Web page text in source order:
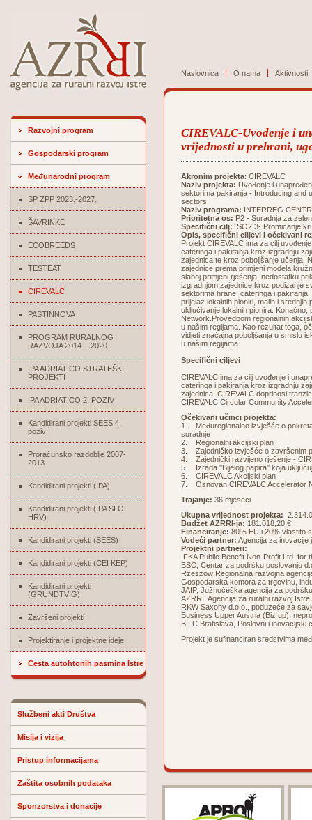
Naslovnica O nama Aktivnosti
Razvojni program
Gospodarski program
Međunarodni program
SP ZPP 2023.-2027.
ŠAVRINKE
ECOBREEDS
TESTEAT
CIREVALC
PASTINNOVA
PROGRAM RURALNOG
RAZVOJA 2014. - 2020
IPA ADRIATICO STRATEŠKI
PROJEKTI
IPA ADRIATICO 2. POZIV
Kandidirani projekti SEES 4.
poziv
Proračunsko razdoblje 2007-
2013
Kandidirani projekti (IPA)
Kandidirani projekti (IPA SLO-
HRV)
Kandidirani projekti (SEES)
Kandidirani projekti (CEI KEP)
Kandidirani projekti
(GRUNDTVIG)
Završeni projekti
Projektiranje i projektne ideje
Cesta autohtonih pasmina Istre
Službeni akti Društva
Misija i vizija
Pristup informacijama
Zaštita osobnih podataka
Sponzorstva i donacije
CIREVALC-Uvođenje i
vrijednosti u prehrani,
Akronim projekta: CIREVALC
Naziv projekta: Uvođenje i
sektorima pakiranja - Introducing and
sectors
Naziv programa: INTERREG
Prioritetna os: P2 - Suradnja za
Specifični cilj: SO2.3- Promicanje
Opis, specifični ciljevi i očekivani
Projekt CIREVALC ima za cilj
cateringa i pakiranja kroz izgradnju
zajednica te kroz poboljšanje učenja.
zajednice prema primjeni modela
slaboj primjeni rješenja, nedostatku
izgradnjom zajednice kroz podizanje
sektorima hrane, cateringa i
prijelaz lokalnih pioniri, malih i
uključivanje lokalnih pionira.
Network.Provedbom regionalnih
u našim regijama. Kao rezultat toga,
vidjeti značajna poboljšanja u smislu
u našim regijama.
Specifični ciljevi
CIREVALC ima za cilj uvođenje i
cateringa i pakiranja kroz izgradnju
zajednica. CIREVALC doprinosi
CIREVALC Circular Community
Očekivani učinci projekta:
1. Međuregionalno izvješće o
suradnje
2. Regionalni akcijski plan
3. Zajedničko izvješće o završenim
4. Zajednički razvijeno rješenje -
5. Izrada ''Bijelog papira'' koja
6. CIREVALC Akcijski plan
7. Osnovan CIREVALC Accelerator
Trajanje: 36 mjeseci
Ukupna vrijednost projekta:
Budžet AZRRI-ja: 181.018,20 €
Financiranje: 80% EU i 20% vlastito
Vodeći partner: Agencija za
Projektni partneri:
IFKA Public Benefit Non-Profit Ltd.
BSC, Centar za podršku poslovanju
Rzeszow Regionalna razvojna
Gospodarska komora za trgovinu,
JAIP, Južnočeška agencija za
AZRRI, Agencija za ruralni razvoj
RKW Saxony d.o.o., poduzeće za
Business Upper Austria (Biz up),
B I C Bratislava, Poslovni i inovacijski
Projekt je sufinanciran sredstvima